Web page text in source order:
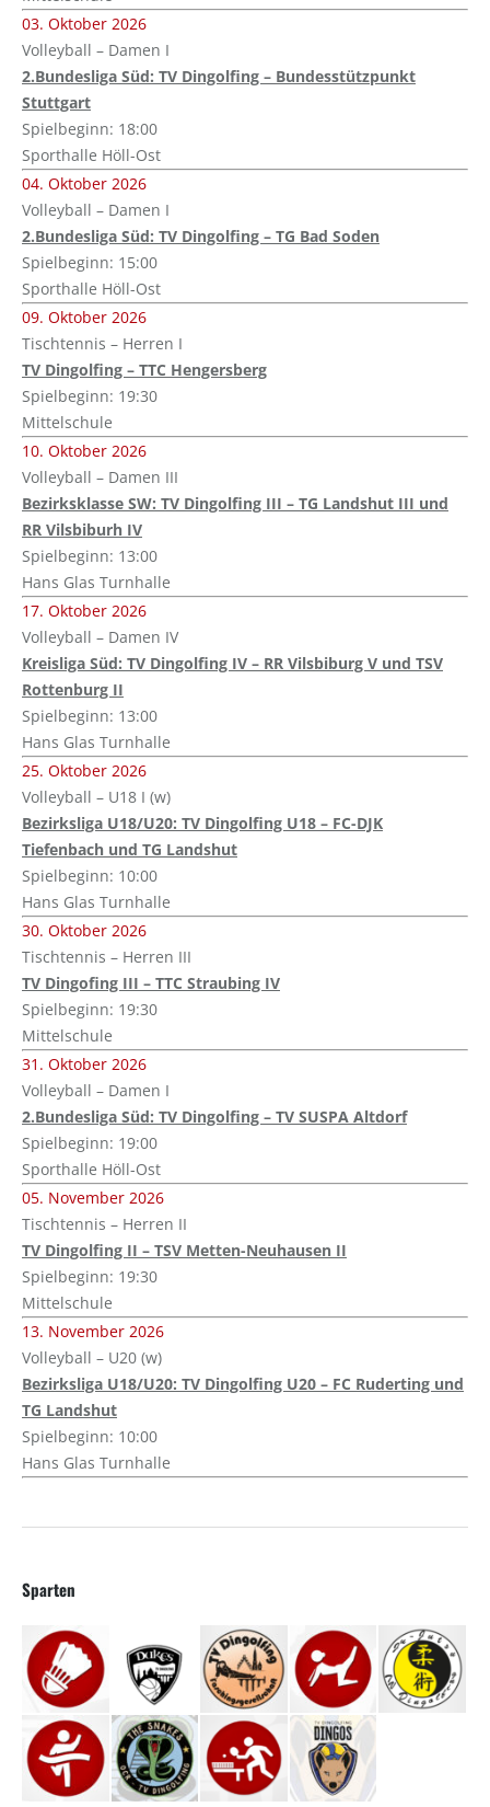
03. Oktober 2026
Volleyball – Damen I
2.Bundesliga Süd: TV Dingolfing – Bundesstützpunkt
Stuttgart
Spielbeginn: 18:00
Sporthalle Höll-Ost
04. Oktober 2026
Volleyball – Damen I
2.Bundesliga Süd: TV Dingolfing – TG Bad Soden
Spielbeginn: 15:00
Sporthalle Höll-Ost
09. Oktober 2026
Tischtennis – Herren I
TV Dingolfing – TTC Hengersberg
Spielbeginn: 19:30
Mittelschule
10. Oktober 2026
Volleyball – Damen III
Bezirksklasse SW: TV Dingolfing III – TG Landshut III und
RR Vilsbiburh IV
Spielbeginn: 13:00
Hans Glas Turnhalle
17. Oktober 2026
Volleyball – Damen IV
Kreisliga Süd: TV Dingolfing IV – RR Vilsbiburg V und TSV
Rottenburg II
Spielbeginn: 13:00
Hans Glas Turnhalle
25. Oktober 2026
Volleyball – U18 I (w)
Bezirksliga U18/U20: TV Dingolfing U18 – FC-DJK
Tiefenbach und TG Landshut
Spielbeginn: 10:00
Hans Glas Turnhalle
30. Oktober 2026
Tischtennis – Herren III
TV Dingofing III – TTC Straubing IV
Spielbeginn: 19:30
Mittelschule
31. Oktober 2026
Volleyball – Damen I
2.Bundesliga Süd: TV Dingolfing – TV SUSPA Altdorf
Spielbeginn: 19:00
Sporthalle Höll-Ost
05. November 2026
Tischtennis – Herren II
TV Dingolfing II – TSV Metten-Neuhausen II
Spielbeginn: 19:30
Mittelschule
13. November 2026
Volleyball – U20 (w)
Bezirksliga U18/U20: TV Dingolfing U20 – FC Ruderting und
TG Landshut
Spielbeginn: 10:00
Hans Glas Turnhalle
Sparten